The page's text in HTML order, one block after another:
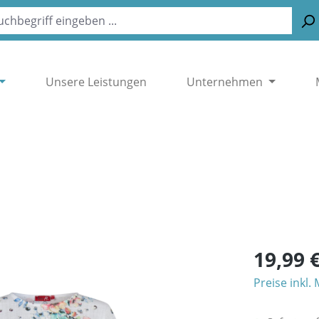
Unsere Leistungen Unternehmen
19,99
Preise inkl.